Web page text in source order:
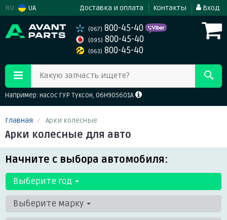
RU UA Доставка и оплата Контакты Вход
(067) 800-45-40
(095) 800-45-40
(063) 800-45-40
Какую запчасть ищете?
Например: насос ГУР Туксон, 06H905601A
Главная Арки колесные
Арки колесные для авто
Начните с выбора автомобиля:
Выберите год
Выберите марку